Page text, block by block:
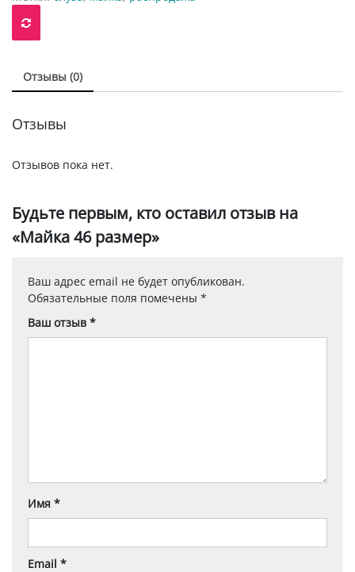
Отзывы (0)
Отзывы
Отзывов пока нет.
Будьте первым, кто оставил отзыв на
«Майка 46 размер»
Ваш адрес email не будет опубликован.
Обязательные поля помечены *
Ваш отзыв *
Имя *
Email *